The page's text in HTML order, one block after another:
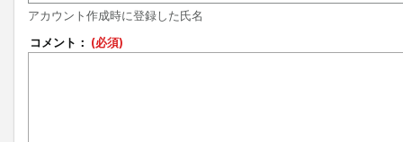
アカウント作成時に登録した氏名
コメント： (必須)